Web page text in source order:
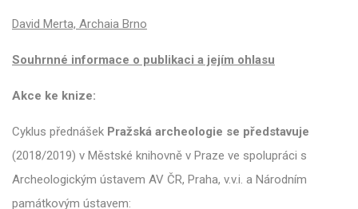
David Merta, Archaia Brno
Souhrnné informace o publikaci a jejím ohlasu
Akce ke knize:
Cyklus přednášek Pražská archeologie se představuje
(2018/2019) v Městské knihovně v Praze ve spolupráci s
Archeologickým ústavem AV ČR, Praha, v.v.i. a Národním
památkovým ústavem: